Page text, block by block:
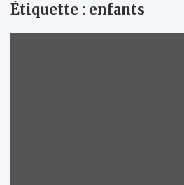
Étiquette : enfants